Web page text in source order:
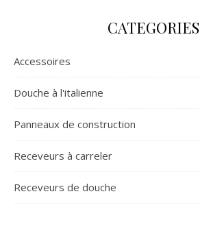
CATEGORIES
Accessoires
Douche à l'italienne
Panneaux de construction
Receveurs à carreler
Receveurs de douche